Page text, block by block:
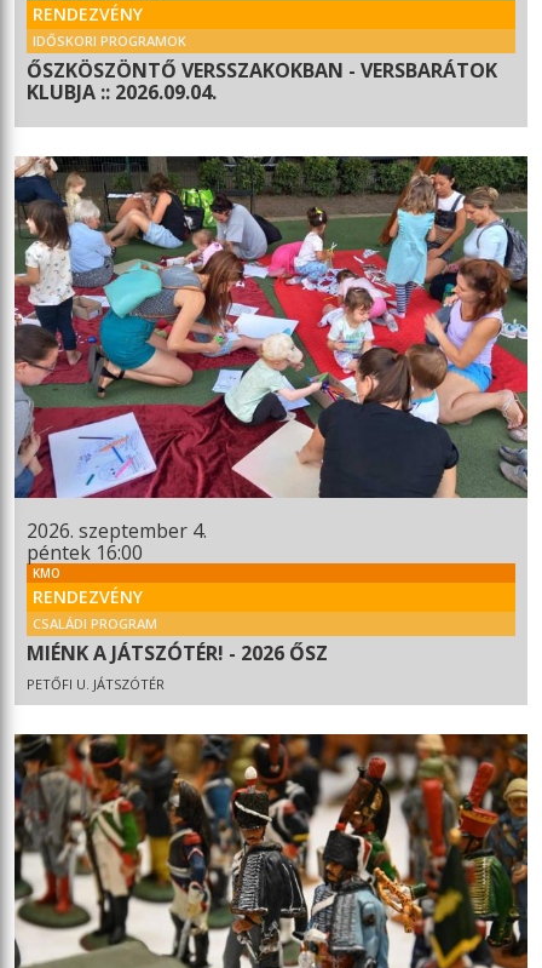
RENDEZVÉNY
IDŐSKORI PROGRAMOK
ŐSZKÖSZÖNTŐ VERSSZAKOKBAN - VERSBARÁTOK
KLUBJA :: 2026.09.04.
2026. szeptember 4.
péntek 16:00
KMO
RENDEZVÉNY
CSALÁDI PROGRAM
MIÉNK A JÁTSZÓTÉR! - 2026 ŐSZ
PETŐFI U. JÁTSZÓTÉR